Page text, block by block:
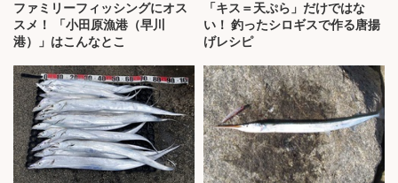
ファミリーフィッシングにオス
スメ！ 「小田原漁港（早川
港）」はこんなとこ
「キス＝天ぷら」だけではな
い！ 釣ったシロギスで作る唐揚
げレシピ